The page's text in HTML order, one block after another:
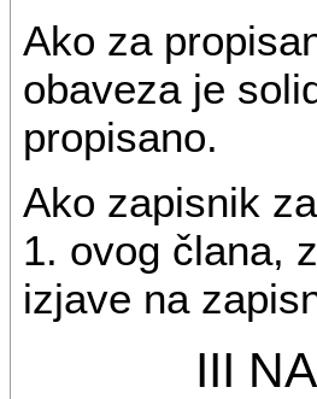
Ako za
obaveza je
propisano.
Ako zapisnik
1. ovog člana,
izjave na
III